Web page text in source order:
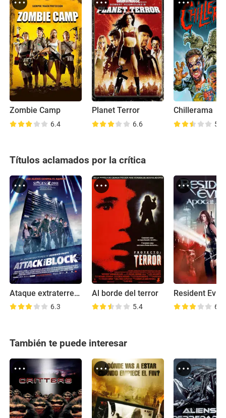
Zombie Camp
6.4
Planet Terror
6.6
Chillerama
5.5
Títulos aclamados por la crítica
Ataque extraterrestre
6.3
Al borde del terror
5.4 6.5
También te puede interesar